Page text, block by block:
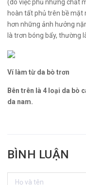
(do việc phủ những chất
hoàn tất phủ trên bề mặt
hơn những ảnh hưởng
là trơn bóng bẩy, thường
Ví làm từ da bò trơn
Bên trên là 4 loại da bò
da nam.
BÌNH LUẬN